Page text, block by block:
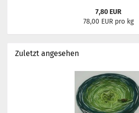
7,80 EUR
78,00 EUR pro kg
Zuletzt angesehen